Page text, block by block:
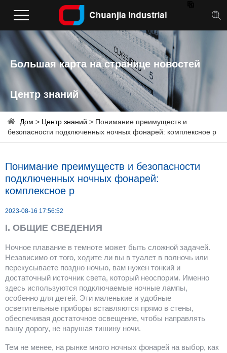
Большая карта на странице новостей
Центр знаний
Дом > Центр знаний > Понимание преимуществ и
безопасности подключенных ночных фонарей: комплексное р
Понимание преимуществ и безопасности
подключенных ночных фонарей:
комплексное р
2023-08-16 17:56:52
I. ОБЩИЕ СВЕДЕНИЯ
Ночное плавание в темноте может быть сложной задачей.
Независимо от того, ходите ли вы в туалет в полночь или
перекусываете поздно ночью, вам нужен тонкий и
достаточный источник света, который неоспорим. Именно
здесь используются подключаемые ночные лампы,
особенно для детей. Эти маленькие и удобные
осветительные приборы вставляются прямо в стены,
обеспечивая достаточное освещение, чтобы направлять
вашу дорогу, не нарушая тишину ночи.
Тем не менее, на рынке много ночных фонарей на выбор, как